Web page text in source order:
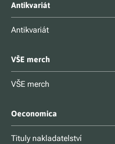
Antikvariát
Antikvariát
VŠE merch
VŠE merch
Oeconomica
Tituly nakladatelství